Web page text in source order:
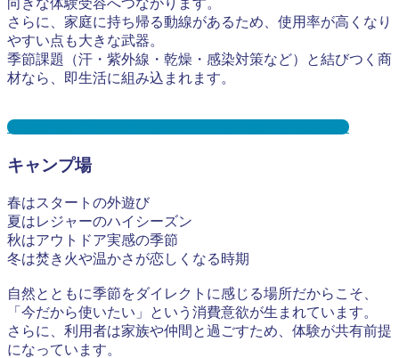
向きな体験受容へつながります。
さらに、家庭に持ち帰る動線があるため、使用率が高くなり
やすい点も大きな武器。
季節課題（汗・紫外線・乾燥・感染対策など）と結びつく商
材なら、即生活に組み込まれます。
保育園サンプリングとは？メリット３選と事例を紹介
キャンプ場
春はスタートの外遊び
夏はレジャーのハイシーズン
秋はアウトドア実感の季節
冬は焚き火や温かさが恋しくなる時期
自然とともに季節をダイレクトに感じる場所だからこそ、
「今だから使いたい」という消費意欲が生まれています。
さらに、利用者は家族や仲間と過ごすため、体験が共有前提
になっています。